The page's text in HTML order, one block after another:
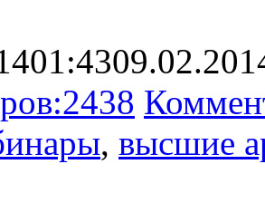
01:43
2438
, высшие